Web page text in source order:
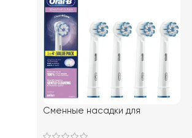
Сменные насадки для